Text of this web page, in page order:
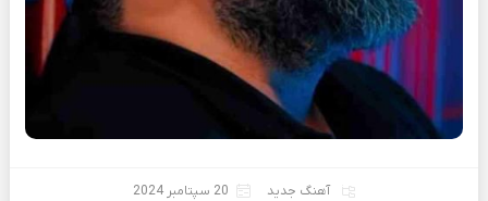
آهنگ جدید 20 سپتامبر 2024